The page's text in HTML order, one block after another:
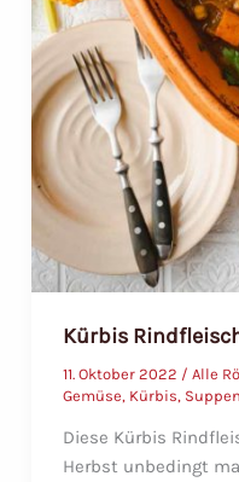
Kürbis
11. Oktober 2022 / Alle
Gemüse, Kürbis,
Diese Kürbis
Herbst unbedingt